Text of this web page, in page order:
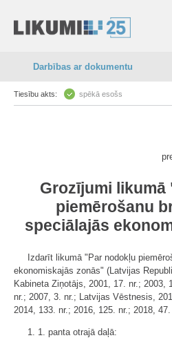
Darbības ar dokumentu
Tiesību akts: spēkā esošs
Grozījumi likumā
piemērošanu
speciālajās
Izdarīt likumā "Par nodokļu
ekonomiskajās zonās" (Latvijas
Kabineta Ziņotājs, 2001, 17. nr.; 2003,
nr.; 2007, 3. nr.; Latvijas Vēstnesis,
2014, 133. nr.; 2016, 125. nr.; 2018,
1. 1. panta otrajā daļā: